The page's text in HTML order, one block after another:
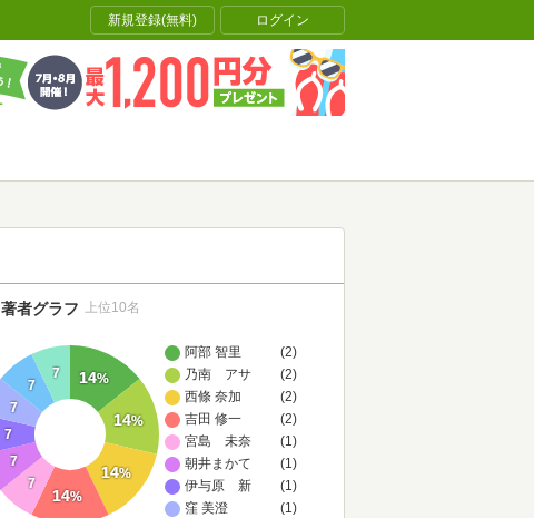
新規登録(無料) ログイン
阿部 智里
(2)
乃南 アサ
(2)
西條 奈加
(2)
吉田 修一
(2)
宮島 未奈
(1)
朝井まかて
(1)
伊与原 新
(1)
窪 美澄
(1)
14%
14%
14%
14%
7
7
7
7
7
7
著者グラフ 上位10名